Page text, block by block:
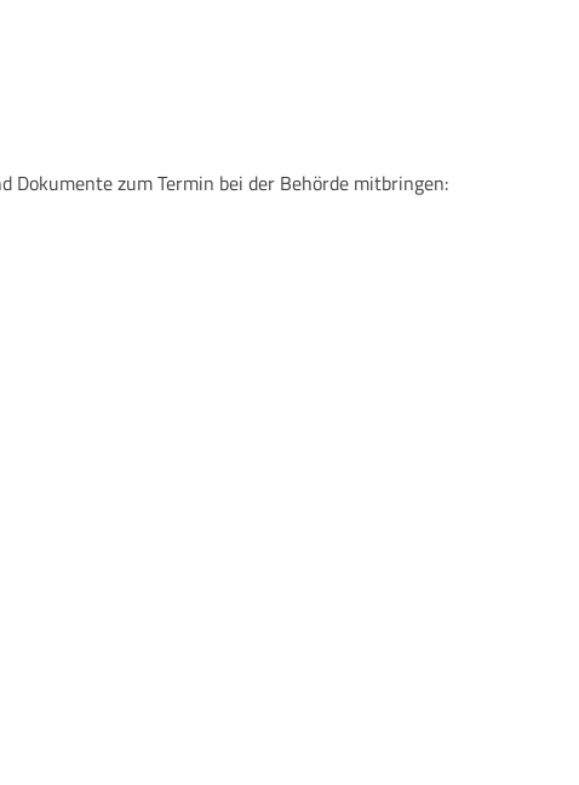
Dokumente zum Termin bei der Behörde mitbringen: